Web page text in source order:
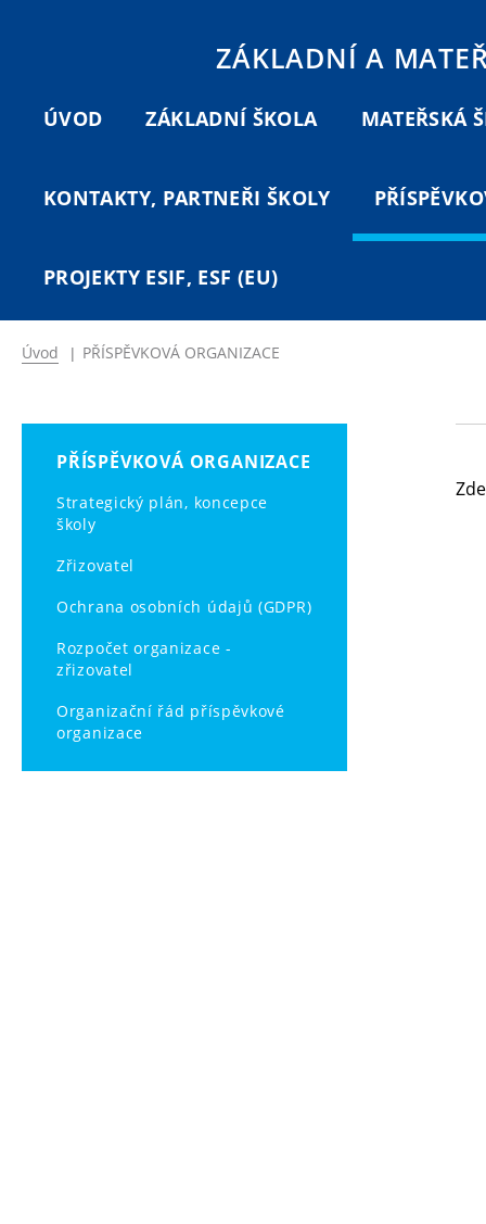
ZÁKLADNÍ A
ÚVOD ZÁKLADNÍ ŠKOLA MATEŘSKÁ
KONTAKTY, PARTNEŘI ŠKOLY
PROJEKTY ESIF, ESF (EU)
Úvod | PŘÍSPĚVKOVÁ ORGANIZACE
PŘÍSPĚVKOVÁ ORGANIZACE
Strategický plán, koncepce
školy
Zřizovatel
Ochrana osobních údajů (GDPR)
Rozpočet organizace -
zřizovatel
Organizační řád příspěvkové
organizace